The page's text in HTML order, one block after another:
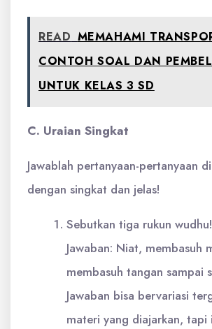
READ MEMAHAMI
CONTOH SOAL DAN
UNTUK KELAS 3 SD
C. Uraian Singkat
Jawablah pertanyaan-pertanyaan
dengan singkat dan jelas!
Sebutkan tiga rukun wudhu!
Jawaban: Niat, membasuh
membasuh tangan sampai
Jawaban bisa bervariasi
materi yang diajarkan, tapi